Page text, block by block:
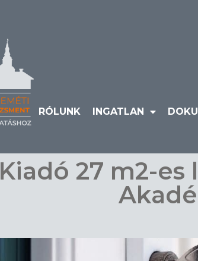
RÓLUNK INGATLAN
Kiadó 27 m2-es